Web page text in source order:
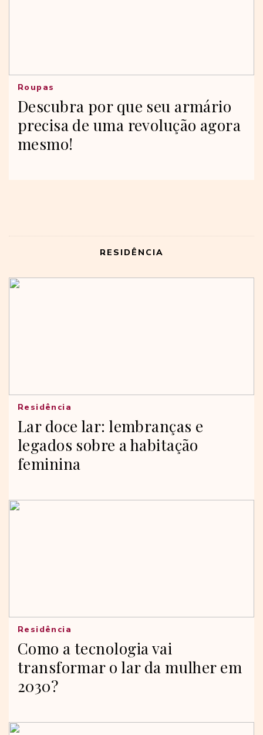
Descubra por que seu armário
precisa de uma revolução agora
mesmo!
Roupas
RESIDÊNCIA
Lar doce lar: lembranças e
legados sobre a habitação
feminina
Residência
Como a tecnologia vai
transformar o lar da mulher em
2030?
Residência